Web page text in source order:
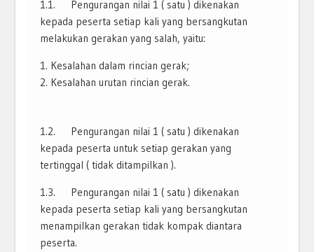
1.1. Pengurangan nilai 1 ( satu ) dikenakan
kepada peserta setiap kali yang bersangkutan
melakukan gerakan yang salah, yaitu:
Kesalahan dalam rincian gerak;
Kesalahan urutan rincian gerak.
1.2. Pengurangan nilai 1 ( satu ) dikenakan
kepada peserta untuk setiap gerakan yang
tertinggal ( tidak ditampilkan ).
1.3. Pengurangan nilai 1 ( satu ) dikenakan
kepada peserta setiap kali yang bersangkutan
menampilkan gerakan tidak kompak diantara
peserta.